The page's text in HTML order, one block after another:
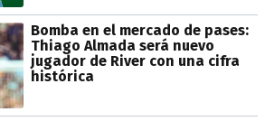
Bomba en el mercado de pases:
Thiago Almada será nuevo
jugador de River con una cifra
histórica